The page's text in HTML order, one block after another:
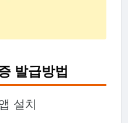
발급방법
설치